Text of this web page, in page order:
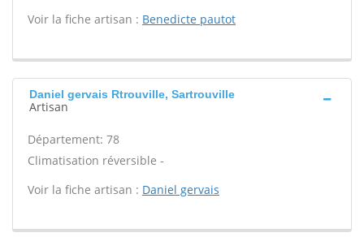
Voir la fiche artisan : Benedicte pautot
Daniel gervais Rtrouville, Sartrouville
Artisan
Département: 78
Climatisation réversible -
Voir la fiche artisan : Daniel gervais